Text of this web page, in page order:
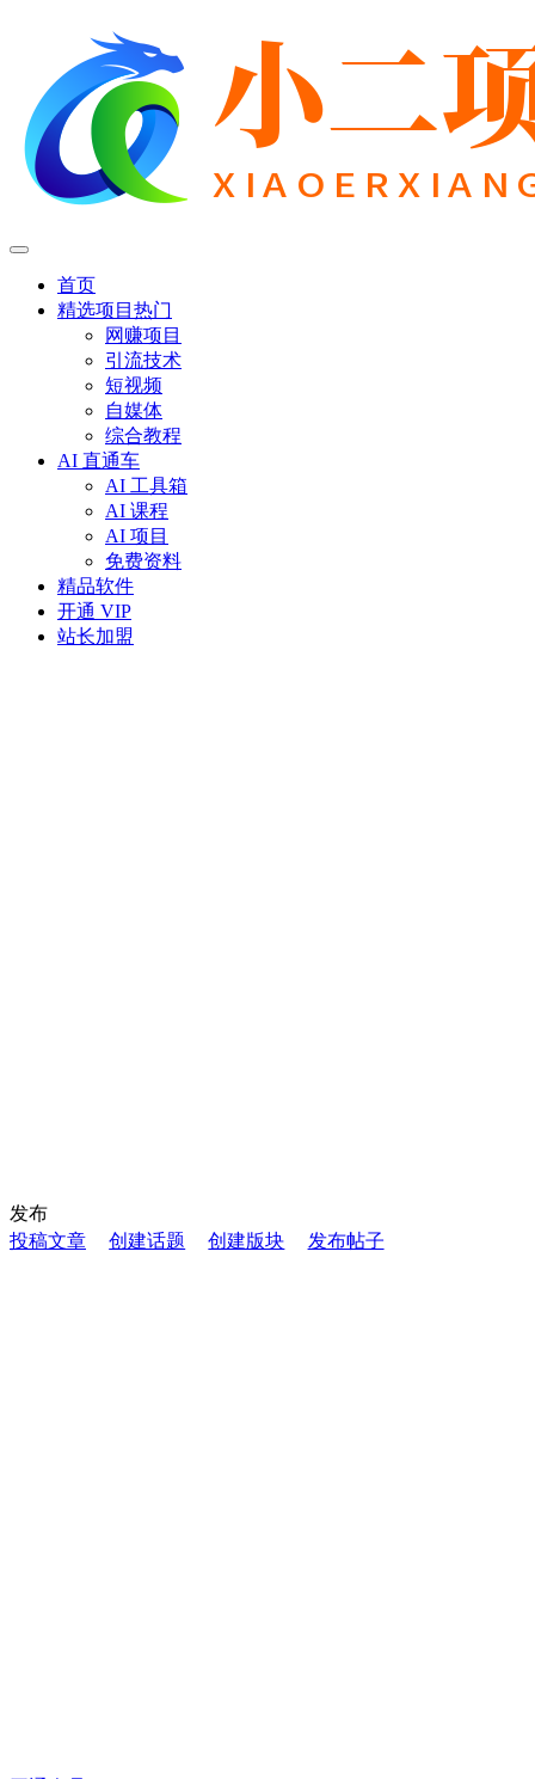
首页
精选项目 热门
网赚项目
引流技术
短视频
自媒体
综合教程
AI 直通车
AI 工具箱
AI 课程
AI 项目
免费资料
精品软件
开通 VIP
站长加盟
发布
投稿文章
创建话题 创建版块 发布帖子